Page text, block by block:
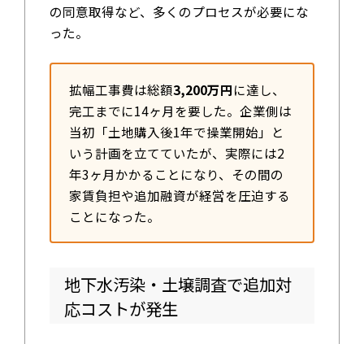
の同意取得など、多くのプロセスが必要にな
った。
拡幅工事費は総額3,200万円に達し、
完工までに14ヶ月を要した。企業側は
当初「土地購入後1年で操業開始」と
いう計画を立てていたが、実際には2
年3ヶ月かかることになり、その間の
家賃負担や追加融資が経営を圧迫する
ことになった。
地下水汚染・土壌調査で追加対
応コストが発生